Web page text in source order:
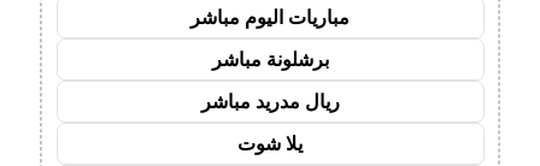
مباريات اليوم مباشر
برشلونة مباشر
ريال مدريد مباشر
يلا شوت